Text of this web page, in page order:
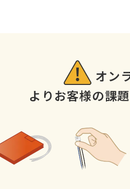
オン
よりお客様の課